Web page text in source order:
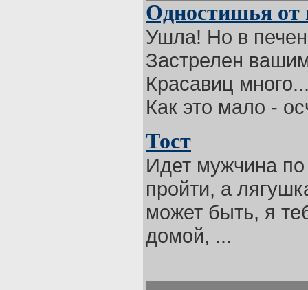
Одностишья от
Ушла! Но в
Застрелен
Красавиц
Как это мало -
Тост
Идет мужчина
пройти, а
может быть, я
домой, ...